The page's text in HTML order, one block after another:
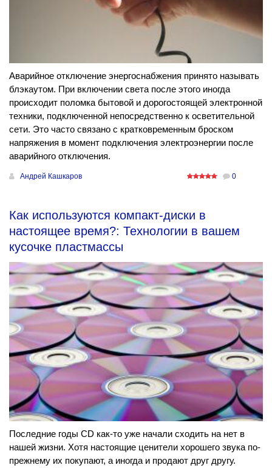
Аварийное отключение энергоснабжения принято называть
блэкаутом. При включении света после этого иногда
происходит поломка бытовой и дорогостоящей электронной
техники, подключенной непосредственно к осветительной
сети. Это часто связано с кратковременным броском
напряжения в момент подключения электроэнергии после
аварийного отключения.
Андрей Кашкаров 0
Как используются компакт-диски в
настоящее время?: Технологии в вашем
кусочке пластмассы
Последние годы CD как-то уже начали сходить на нет в
нашей жизни. Хотя настоящие ценители хорошего звука по-
прежнему их покупают, а иногда и продают друг другу.